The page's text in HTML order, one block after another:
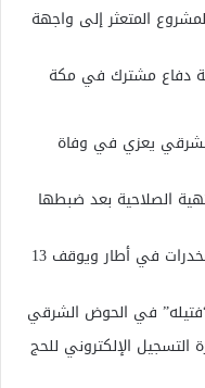
المتعثر إلى واجهة
دفاع مشترك في مكة
الشرقي يعزي في وفاة
الصلاحية بعد ضبطها
الدرك الوطني يعلن تفكيك شبكتين للمخدرات في أطار ويوقف 13
في الحوض الشرقي
الإلكتروني للحج